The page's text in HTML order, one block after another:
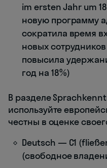
im ersten Jahr um
новую программу
сократила время
новых
повысила
год на 18%)
В разделе
используйте
честны в оценке
Deutsch — C1
(свободное